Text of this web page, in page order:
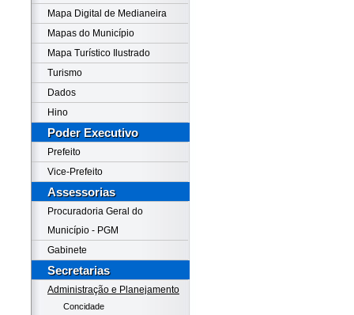
Mapa Digital de Medianeira
Mapas do Município
Mapa Turístico Ilustrado
Turismo
Dados
Hino
Poder Executivo
Prefeito
Vice-Prefeito
Assessorias
Procuradoria Geral do
Município - PGM
Gabinete
Secretarias
Administração e Planejamento
Concidade